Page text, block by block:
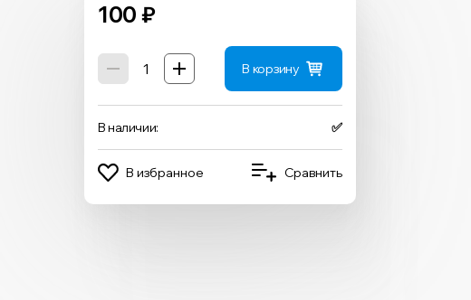
100 ₽
В корзину
В наличии: ✅
В избранное Сравнить